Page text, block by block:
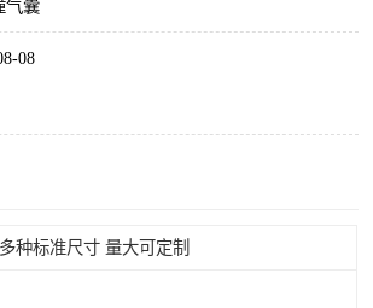
气囊
08
种标准尺寸 量大可定制